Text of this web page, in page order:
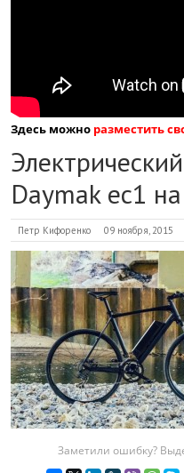
Здесь можно разместить
Daymak ec1
Петр Кифоренко 09 ноября, 2015
Заметили ошибку?